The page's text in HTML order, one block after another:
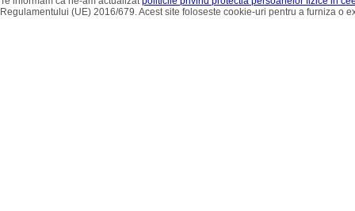
Regulamentului (UE) 2016/679. Acest site foloseste cookie-uri pentru a furniza o